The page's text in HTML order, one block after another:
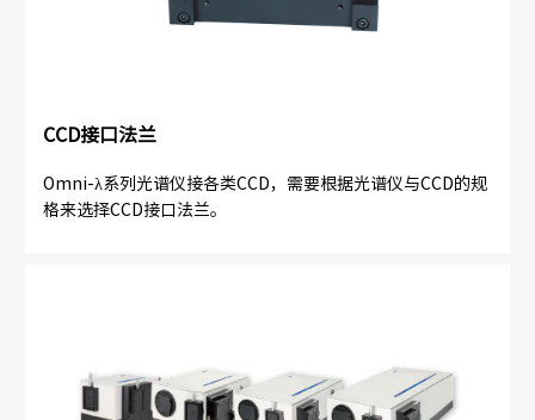
CCD接口法兰
Omni-λ系列光谱仪接各类CCD，需要根据光谱仪与CCD的规
格来选择CCD接口法兰。